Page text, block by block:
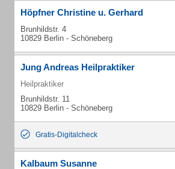
Höpfner Christine u. Gerhard
Brunhildstr. 4
10829 Berlin - Schöneberg
Jung Andreas Heilpraktiker
Heilpraktiker
Brunhildstr. 11
10829 Berlin - Schöneberg
Gratis-Digitalcheck
Kalbaum Susanne